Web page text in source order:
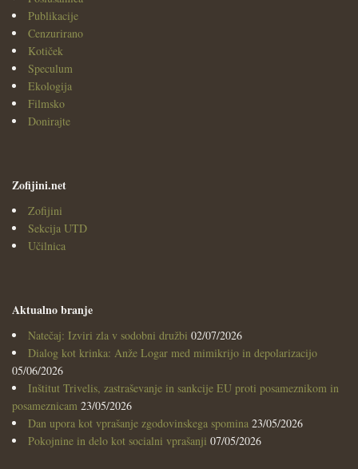
Publikacije
Cenzurirano
Kotiček
Speculum
Ekologija
Filmsko
Donirajte
Zofijini.net
Zofijini
Sekcija UTD
Učilnica
Aktualno branje
Natečaj: Izviri zla v sodobni družbi 02/07/2026
Dialog kot krinka: Anže Logar med mimikrijo in depolarizacijo
05/06/2026
Inštitut Trivelis, zastraševanje in sankcije EU proti posameznikom in
posameznicam 23/05/2026
Dan upora kot vprašanje zgodovinskega spomina 23/05/2026
Pokojnine in delo kot socialni vprašanji 07/05/2026